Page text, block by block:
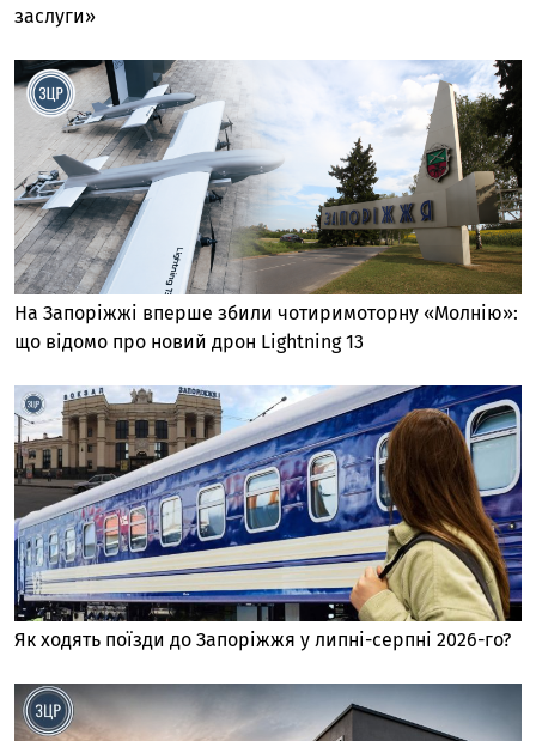
заслуги»
На Запоріжжі вперше збили чотиримоторну «Молнію»:
що відомо про новий дрон Lightning 13
Як ходять поїзди до Запоріжжя у липні-серпні 2026-го?